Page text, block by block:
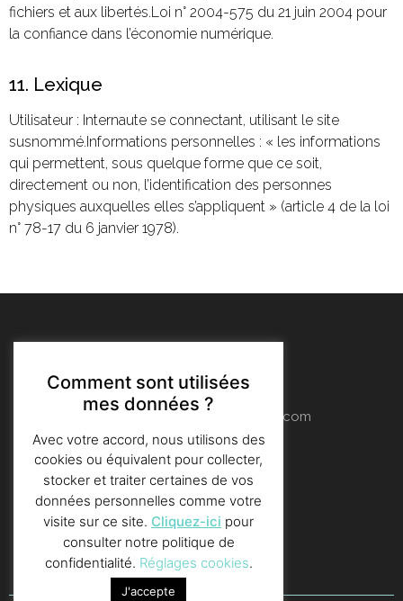
fichiers et aux libertés.Loi n° 2004-575 du 21 juin 2004 pour
la confiance dans l’économie numérique.
11. Lexique
Utilisateur : Internaute se connectant, utilisant le site
susnommé.Informations personnelles : « les informations
qui permettent, sous quelque forme que ce soit,
directement ou non, l’identification des personnes
physiques auxquelles elles s’appliquent » (article 4 de la loi
n° 78-17 du 6 janvier 1978).
59420 Mouvaux, Lille
France
contact@connectchinatravel.com
Accueil
Services
Clients
Contact
Comment sont utilisées
mes données ?
Avec votre accord, nous utilisons des
cookies ou équivalent pour collecter,
stocker et traiter certaines de vos
données personnelles comme votre
visite sur ce site. Cliquez-ici pour
consulter notre politique de
confidentialité. Réglages cookies.
J'accepte